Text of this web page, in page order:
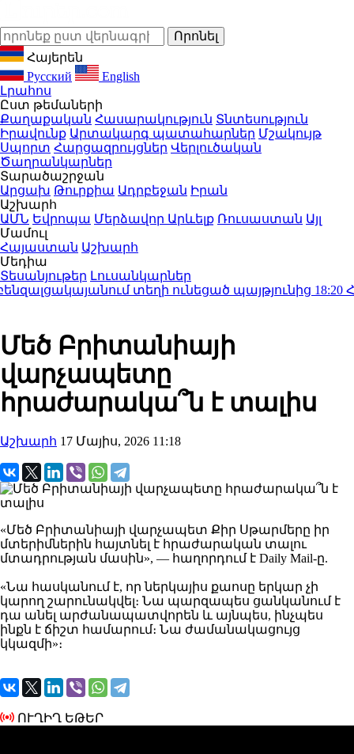
Հայերեն
Русский
English
Լրահոս
Ըստ թեմաների
Քաղաքական Հասարակություն Տնտեսություն
Իրավունք Արտակարգ պատահարներ Մշակույթ
Սպորտ Հարցազրույցներ Վերլուծական
Ծաղրանկարներ
Տարածաշրջան
Արցախ Թուրքիա Ադրբեջան Իրան
Աշխարհ
ԱՄՆ Եվրոպա Մերձավոր Արևելք Ռուսաստան Այլ
Մամուլ
Հայաստան Աշխարհ
Մեդիա
Տեսանյութեր Լուսանկարներ
տեղի ունեցած պայթյունից 18:20
Մեծ Բրիտանիայի
վարչապետը
հրաժարակա՞ն է տալիս
Աշխարհ 17 Մայիս, 2026 11:18
«Մեծ Բրիտանիայի վարչապետ Քիր Սթարմերը իր
մտերիմներին հայտնել է հրաժարական տալու
մտադրության մասին», — հաղորդում է Daily Mail-ը.
«Նա հասկանում է, որ ներկայիս քաոսը երկար չի
կարող շարունակվել։ Նա պարզապես ցանկանում է
դա անել արժանապատվորեն և այնպես, ինչպես
ինքն է ճիշտ համարում։ Նա ժամանակացույց
կկազմի»։
ՈՒՂԻՂ ԵԹԵՐ